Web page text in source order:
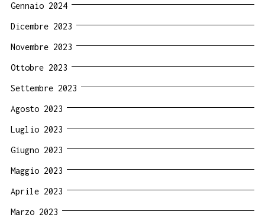
Gennaio 2024
Dicembre 2023
Novembre 2023
Ottobre 2023
Settembre 2023
Agosto 2023
Luglio 2023
Giugno 2023
Maggio 2023
Aprile 2023
Marzo 2023